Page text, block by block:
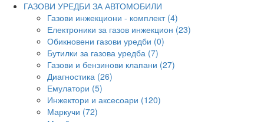
ГАЗОВИ УРЕДБИ ЗА АВТОМОБИЛИ
Газови инжекциони - комплект (4)
Електроники за газов инжекцион (23)
Обикновени газови уредби (0)
Бутилки за газова уредба (7)
Газови и бензинови клапани (27)
Диагностика (26)
Емулатори (5)
Инжектори и аксесоари (120)
Маркучи (72)